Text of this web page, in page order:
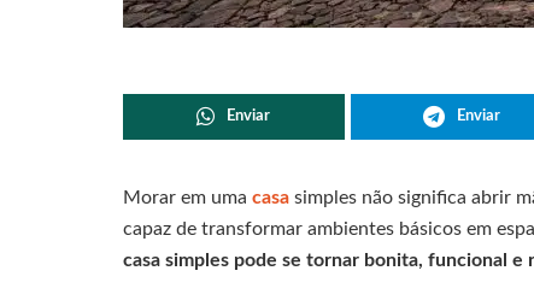
Enviar Enviar
Morar em uma casa simples não significa abrir
capaz de transformar ambientes básicos em
casa simples pode se tornar bonita, funcional e